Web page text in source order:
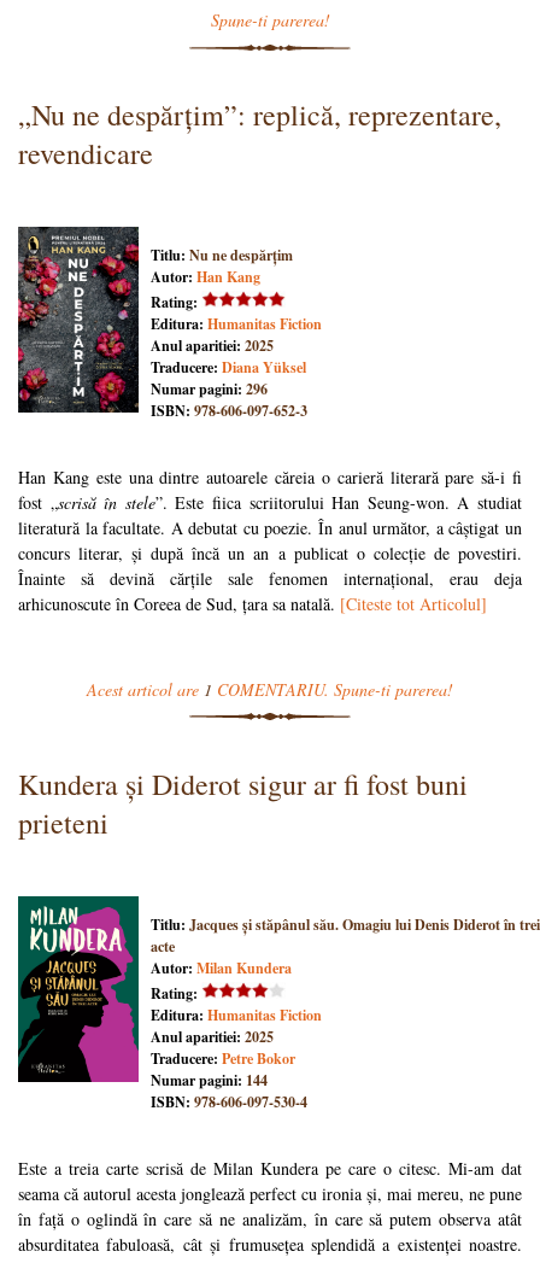
Spune-ti parerea!
„Nu ne despărțim”: replică, reprezentare,
revendicare
Titlu: Nu ne despărțim
Autor: Han Kang
Rating:
Editura: Humanitas Fiction
Anul aparitiei: 2025
Traducere: Diana Yüksel
Numar pagini: 296
ISBN: 978-606-097-652-3
Han Kang este una dintre autoarele căreia o carieră literară pare să-i fi
fost „scrisă în stele”. Este fiica scriitorului Han Seung-won. A studiat
literatură la facultate. A debutat cu poezie. În anul următor, a câștigat un
concurs literar, și după încă un an a publicat o colecție de povestiri.
Înainte să devină cărțile sale fenomen internațional, erau deja
arhicunoscute în Coreea de Sud, țara sa natală. [Citeste tot Articolul]
Acest articol are 1 COMENTARIU. Spune-ti parerea!
Kundera și Diderot sigur ar fi fost buni
prieteni
Titlu: Jacques și stăpânul său. Omagiu lui Denis Diderot în trei
acte
Autor: Milan Kundera
Rating:
Editura: Humanitas Fiction
Anul aparitiei: 2025
Traducere: Petre Bokor
Numar pagini: 144
ISBN: 978-606-097-530-4
Este a treia carte scrisă de Milan Kundera pe care o citesc. Mi-am dat
seama că autorul acesta jonglează perfect cu ironia și, mai mereu, ne pune
în față o oglindă în care să ne analizăm, în care să putem observa atât
absurditatea fabuloasă, cât și frumusețea splendidă a existenței noastre.